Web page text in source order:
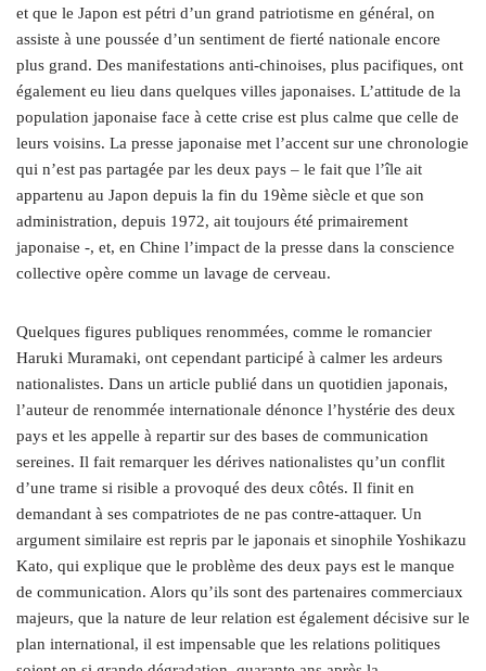
et que le Japon est pétri d’un grand patriotisme en général, on
assiste à une poussée d’un sentiment de fierté nationale encore
plus grand. Des manifestations anti-chinoises, plus pacifiques, ont
également eu lieu dans quelques villes japonaises. L’attitude de la
population japonaise face à cette crise est plus calme que celle de
leurs voisins. La presse japonaise met l’accent sur une chronologie
qui n’est pas partagée par les deux pays – le fait que l’île ait
appartenu au Japon depuis la fin du 19ème siècle et que son
administration, depuis 1972, ait toujours été primairement
japonaise -, et, en Chine l’impact de la presse dans la conscience
collective opère comme un lavage de cerveau.
Quelques figures publiques renommées, comme le romancier
Haruki Muramaki, ont cependant participé à calmer les ardeurs
nationalistes. Dans un article publié dans un quotidien japonais,
l’auteur de renommée internationale dénonce l’hystérie des deux
pays et les appelle à repartir sur des bases de communication
sereines. Il fait remarquer les dérives nationalistes qu’un conflit
d’une trame si risible a provoqué des deux côtés. Il finit en
demandant à ses compatriotes de ne pas contre-attaquer. Un
argument similaire est repris par le japonais et sinophile Yoshikazu
Kato, qui explique que le problème des deux pays est le manque
de communication. Alors qu’ils sont des partenaires commerciaux
majeurs, que la nature de leur relation est également décisive sur le
plan international, il est impensable que les relations politiques